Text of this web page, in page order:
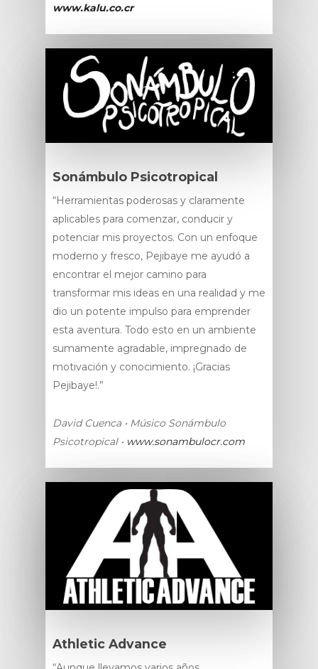
www.kalu.co.cr
Sonámbulo Psicotropical
“Herramientas poderosas y claramente
aplicables para comenzar, conducir y
potenciar mis proyectos. Con un enfoque
moderno y fresco, Pejibaye me ayudó a
encontrar el mejor camino para
transformar mis ideas en una realidad y me
dio un potente impulso para emprender
esta aventura. Todo esto en un ambiente
sumamente agradable, impregnado de
motivación y conocimiento. ¡Gracias
Pejibaye!.”
David Cuenca • Músico Sonámbulo
Psicotropical • www.sonambulocr.com
Athletic Advance